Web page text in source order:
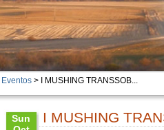
Eventos> I MUSHING TRANSSOB...
Sun
I MUSHING